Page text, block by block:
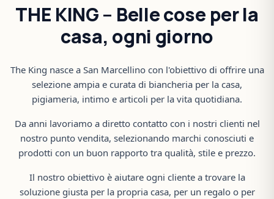
THE KING – Belle cose per la
casa, ogni giorno
The King nasce a San Marcellino con l'obiettivo di offrire una
selezione ampia e curata di biancheria per la casa,
pigiameria, intimo e articoli per la vita quotidiana.
Da anni lavoriamo a diretto contatto con i nostri clienti nel
nostro punto vendita, selezionando marchi conosciuti e
prodotti con un buon rapporto tra qualità, stile e prezzo.
Il nostro obiettivo è aiutare ogni cliente a trovare la
soluzione giusta per la propria casa, per un regalo o per